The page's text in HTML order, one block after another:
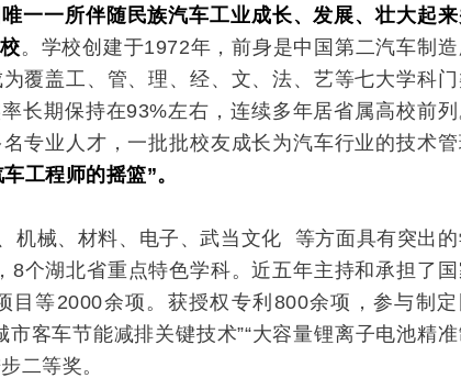
一一所伴随民族汽车工业成长、发展、壮大起
。学校创建于1972年，前身是中国第二汽车制
覆盖工、管、理、经、文、法、艺等七大学科
长期保持在93%左右，连续多年居省属高校前列
专业人才，一批批校友成长为汽车行业的技术管
工程师的摇篮”。
机械、材料、电子、武当文化
等方面具有突出
8个湖北省重点特色学科。近五年主持和承担了国
等2000余项。获授权专利800余项，参与制定
客车节能减排关键技术”“大容量锂离子电池精准
二等奖。